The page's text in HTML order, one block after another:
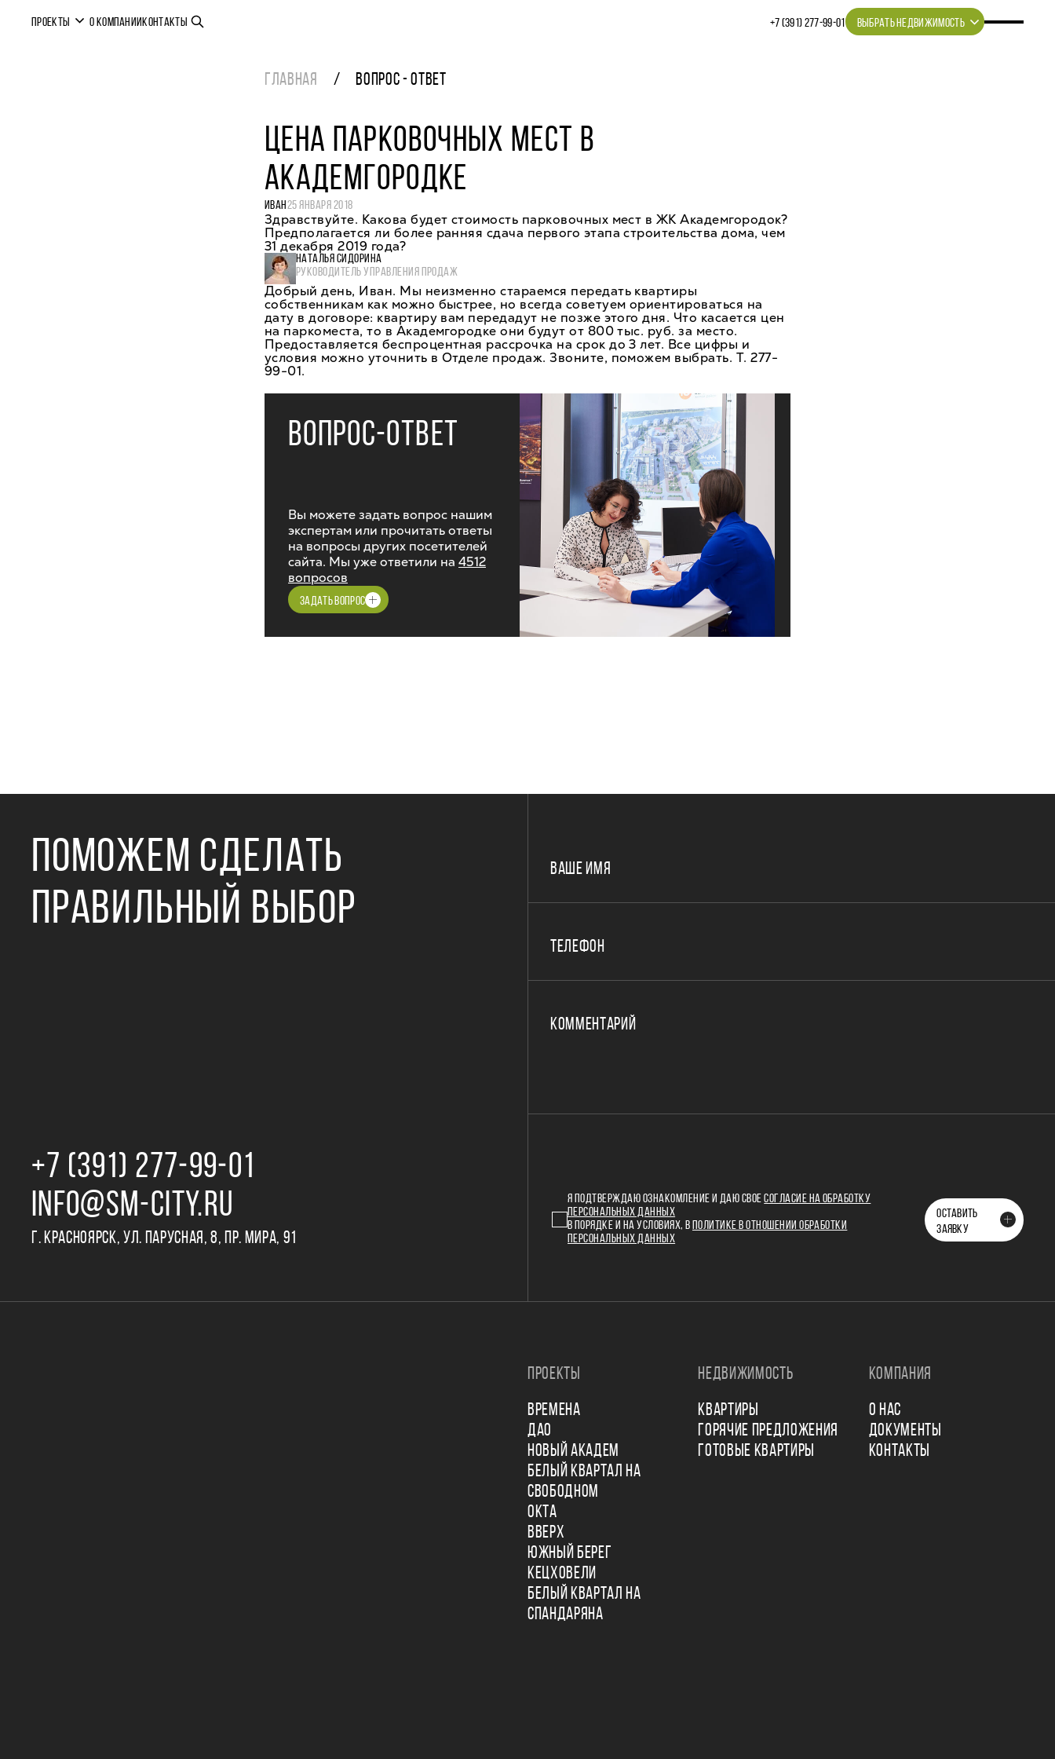
ПРОЕКТЫ О КОМПАНИИКОНТАКТЫ +7 (391) 277‒99‒01 ВЫБРАТЬ НЕДВИЖИМОСТЬ
ГЛАВНАЯ ВОПРОС - ОТВЕТ
ЦЕНА ПАРКОВОЧНЫХ МЕСТ В
АКАДЕМГОРОДКЕ
ИВАН25 ЯНВАРЯ 2018
Здравствуйте. Какова будет стоимость парковочных мест в ЖК Академгородок?
Предполагается ли более ранняя сдача первого этапа строительства дома, чем
31 декабря 2019 года?
НАТАЛЬЯ СИДОРИНА
РУКОВОДИТЕЛЬ УПРАВЛЕНИЯ ПРОДАЖ
Добрый день, Иван. Мы неизменно стараемся передать квартиры
собственникам как можно быстрее, но всегда советуем ориентироваться на
дату в договоре: квартиру вам передадут не позже этого дня. Что касается цен
на паркоместа, то в Академгородке они будут от 800 тыс. руб. за место.
Предоставляется беспроцентная рассрочка на срок до 3 лет. Все цифры и
условия можно уточнить в Отделе продаж. Звоните, поможем выбрать. Т. 277-
99-01.
ВОПРОС-ОТВЕТ
Вы можете задать вопрос нашим
экспертам или прочитать ответы
на вопросы других посетителей
сайта. Мы уже ответили на 4512
вопросов
ЗАДАТЬ ВОПРОС
ПОМОЖЕМ СДЕЛАТЬ
ПРАВИЛЬНЫЙ ВЫБОР
+7 (391) 277‒99‒01
INFO@SM-CITY.RU
Г. КРАСНОЯРСК, УЛ. ПАРУСНАЯ, 8, ПР. МИРА, 91
ВАШЕ ИМЯ
ТЕЛЕФОН
КОММЕНТАРИЙ
Я ПОДТВЕРЖДАЮ ОЗНАКОМЛЕНИЕ И ДАЮ СВОЕСОГЛАСИЕ НА ОБРАБОТКУ
ПЕРСОНАЛЬНЫХ ДАННЫХ
В ПОРЯДКЕ И НА УСЛОВИЯХ, В
ПОЛИТИКЕ В ОТНОШЕНИИ ОБРАБОТКИ
ПЕРСОНАЛЬНЫХ ДАННЫХ
ОСТАВИТЬ
ЗАЯВКУ
ПРОЕКТЫ
ВРЕМЕНА
ДАО
НОВЫЙ АКАДЕМ
БЕЛЫЙ КВАРТАЛ НА
СВОБОДНОМ
ОКТА
ВВЕРХ
ЮЖНЫЙ БЕРЕГ
КЕЦХОВЕЛИ
БЕЛЫЙ КВАРТАЛ НА
СПАНДАРЯНА
НЕДВИЖИМОСТЬ
КВАРТИРЫ
ГОРЯЧИЕ ПРЕДЛОЖЕНИЯ
ГОТОВЫЕ КВАРТИРЫ
КОМПАНИЯ
О НАС
ДОКУМЕНТЫ
КОНТАКТЫ